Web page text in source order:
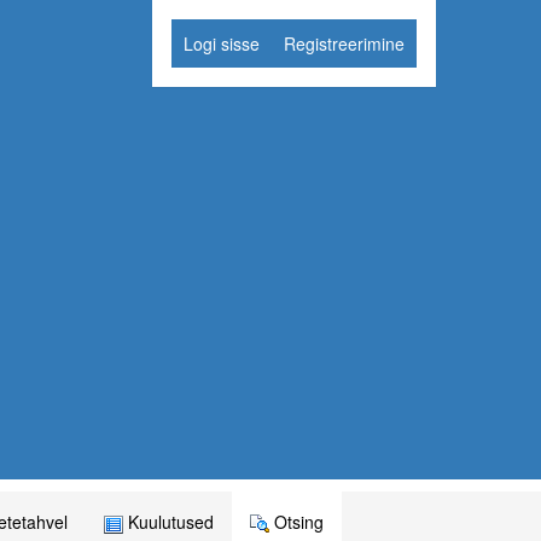
Logi sisse Registreerimine
Kuulutused Otsing